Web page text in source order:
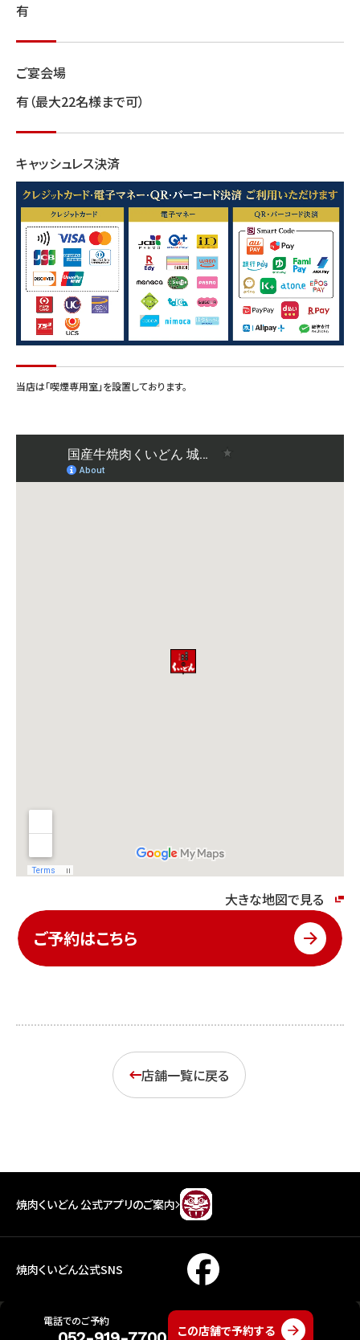
この店舗で予約する
電話でのご予約
有
ご宴会場
有（最大22名様まで可）
キャッシュレス決済
当店は「喫煙専用室」を設置しております。
大きな地図で見る
ご予約はこちら
店舗一覧に戻る
焼肉くいどん 公式アプリのご案内
焼肉くいどん公式SNS
Copyright KISOJI Co.,Ltd. All rights reserved.